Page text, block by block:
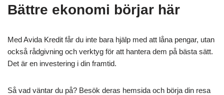
Bättre ekonomi börjar här
Med Avida Kredit får du inte bara hjälp med att låna pengar, utan
också rådgivning och verktyg för att hantera dem på bästa sätt.
Det är en investering i din framtid.
Så vad väntar du på? Besök deras hemsida och börja din resa